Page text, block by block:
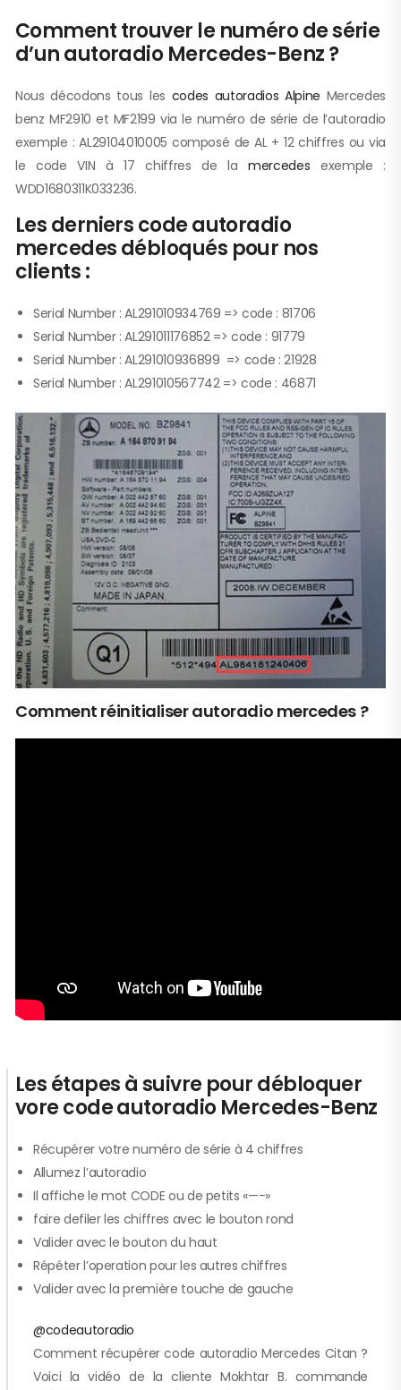
Comment trouver le numéro de série
d’un autoradio Mercedes-Benz ?
Nous décodons tous les codes autoradios Alpine Mercedes
benz MF2910 et MF2199 via le numéro de série de l’autoradio
exemple : AL29104010005 composé de AL + 12 chiffres ou via
le code VIN à 17 chiffres de lamercedes exemple :
WDD1680311K033236.
Les derniers code autoradio
mercedes débloqués pour nos
clients :
Serial Number : AL291010934769 => code : 81706
Serial Number : AL291011176852 => code : 91779
Serial Number : AL291010936899 => code : 21928
Serial Number : AL291010567742 => code : 46871
Comment réinitialiser autoradio mercedes ?
Les étapes à suivre pour débloquer
vore code autoradio Mercedes-Benz
Récupérer votre numéro de série à 4 chiffres
Allumez l’autoradio
Il affiche le mot CODE ou de petits «—-»
faire defiler les chiffres avec le bouton rond
Valider avec le bouton du haut
Répéter l’operation pour les autres chiffres
Valider avec la première touche de gauche
@codeautoradio
Comment récupérer code autoradio Mercedes Citan ?
Voici la vidéo de la cliente Mokhtar B. commande